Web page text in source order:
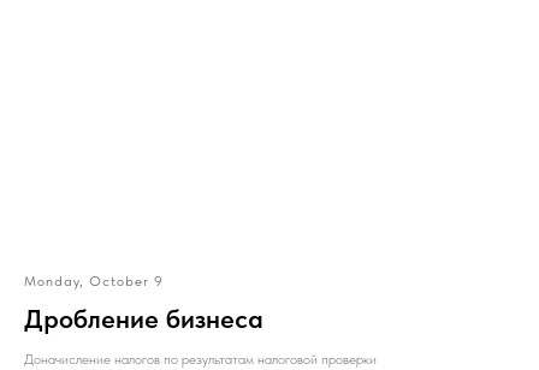
Monday, October 9
Дробление бизнеса
Доначисление налогов по результатам налоговой проверки